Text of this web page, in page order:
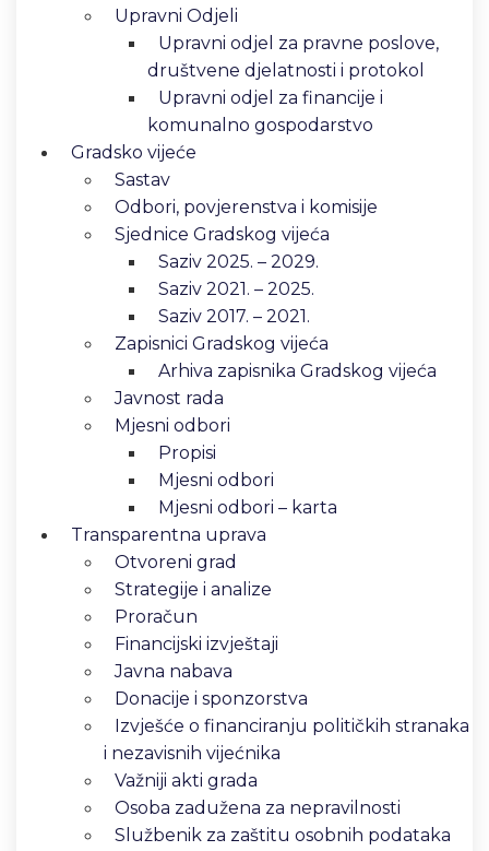
Upravni Odjeli
Upravni odjel za pravne poslove,
društvene djelatnosti i protokol
Upravni odjel za financije i
komunalno gospodarstvo
Gradsko vijeće
Sastav
Odbori, povjerenstva i komisije
Sjednice Gradskog vijeća
Saziv 2025. – 2029.
Saziv 2021. – 2025.
Saziv 2017. – 2021.
Zapisnici Gradskog vijeća
Arhiva zapisnika Gradskog vijeća
Javnost rada
Mjesni odbori
Propisi
Mjesni odbori
Mjesni odbori – karta
Transparentna uprava
Otvoreni grad
Strategije i analize
Proračun
Financijski izvještaji
Javna nabava
Donacije i sponzorstva
Izvješće o financiranju političkih stranaka
i nezavisnih vijećnika
Važniji akti grada
Osoba zadužena za nepravilnosti
Službenik za zaštitu osobnih podataka